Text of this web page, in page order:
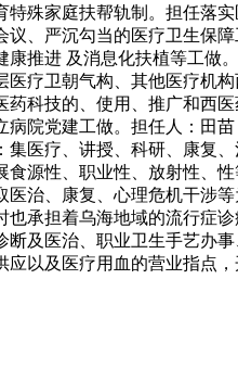
殊家庭扶帮轨制。担任落
、严沉勾当的医疗卫生保
推进 及消息化扶植等工
疗卫朝气构、其他医疗机
科技的、使用、推广和西
院党建工做。担任人：田
医疗、讲授、科研、康复
源性、职业性、放射性、
治、康复、心理危机干涉
承担着乌海地域的流行
及医治、职业卫生手艺办
以及医疗用血的营业指点